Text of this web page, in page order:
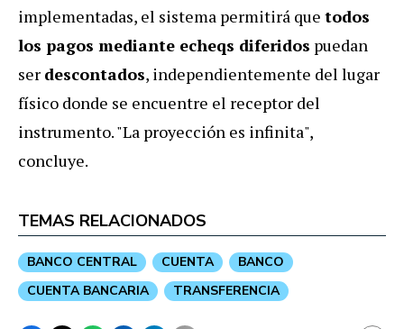
implementadas, el sistema permitirá que todos
los pagos mediante echeqs diferidos puedan
ser descontados, independientemente del lugar
físico donde se encuentre el receptor del
instrumento. "La proyección es infinita",
concluye.
TEMAS RELACIONADOS
BANCO CENTRAL CUENTA
BANCO
CUENTA BANCARIA
TRANSFERENCIA